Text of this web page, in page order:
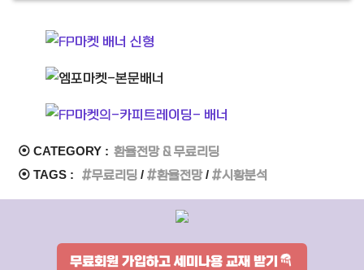
⦿ CATEGORY : 환율전망 & 무료리딩
⦿ TAGS : 무료리딩 환율전망 시황분석
무료회원 가입하고 세미나용 교재 받기